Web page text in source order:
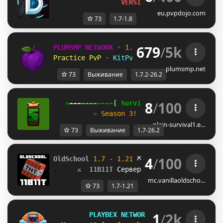
VERSION 7.0 RELEASE
eu.pvpdojo.com
73 1.7-1.8
PLUMSMP NETWORK • 1.7.2 ➜ 26.2
Practice PvP
• KitPvP • Lifesteal
679/5k
plumsmp.net
73 Выживание 1.7.2-26.2
»----------- [ Survival ]-------- ---
» Season 3! 1.7 - 26.2 ✦
8/100
plain-survival1.e…
73 Выживание 1.7-26.2
OldSchool 1.7 - 1.21 ⛏
. ⚔ 11B11T Cервер без ПРАВИЛ и
4/100
mc.vanillaoldscho…
73 1.7-1.21
PLAYBEX NETWORK
[1.7 -